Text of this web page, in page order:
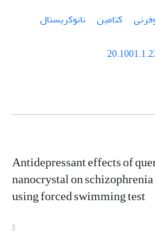
کتامین
نانوکریستال
Antidepressant effects of
nanocrystal on
using forced swimming test